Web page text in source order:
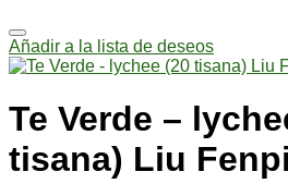
Añadir a la lista de deseos
Te Verde –
tisana) Liu